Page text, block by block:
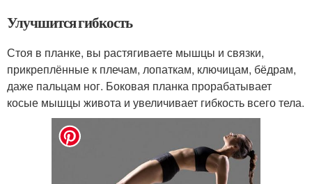
Улучшится гибкость
Стоя в планке, вы растягиваете мышцы и связки,
прикреплённые к плечам, лопаткам, ключицам, бёдрам,
даже пальцам ног. Боковая планка прорабатывает
косые мышцы живота и увеличивает гибкость всего тела.